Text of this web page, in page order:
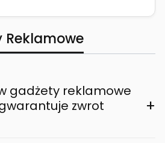
Reklamowe
gadżety reklamowe
zwrot
+